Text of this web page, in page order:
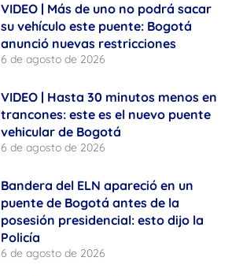
VIDEO | Más de uno no podrá sacar
su vehículo este puente: Bogotá
anunció nuevas restricciones
6 de agosto de 2026
VIDEO | Hasta 30 minutos menos en
trancones: este es el nuevo puente
vehicular de Bogotá
6 de agosto de 2026
Bandera del ELN apareció en un
puente de Bogotá antes de la
posesión presidencial: esto dijo la
Policía
6 de agosto de 2026